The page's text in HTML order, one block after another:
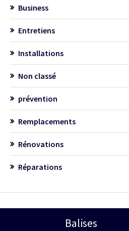
Business
Entretiens
Installations
Non classé
prévention
Remplacements
Rénovations
Réparations
Balises